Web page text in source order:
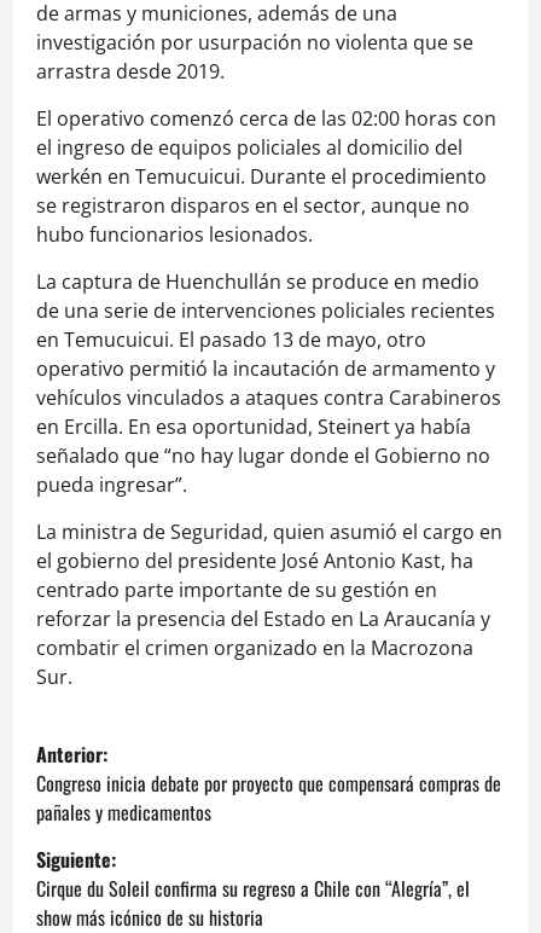
de armas y municiones, además de una
investigación por usurpación no violenta que se
arrastra desde 2019.
El operativo comenzó cerca de las 02:00 horas con
el ingreso de equipos policiales al domicilio del
werkén en Temucuicui. Durante el procedimiento
se registraron disparos en el sector, aunque no
hubo funcionarios lesionados.
La captura de Huenchullán se produce en medio
de una serie de intervenciones policiales recientes
en Temucuicui. El pasado 13 de mayo, otro
operativo permitió la incautación de armamento y
vehículos vinculados a ataques contra Carabineros
en Ercilla. En esa oportunidad, Steinert ya había
señalado que “no hay lugar donde el Gobierno no
pueda ingresar”.
La ministra de Seguridad, quien asumió el cargo en
el gobierno del presidente José Antonio Kast, ha
centrado parte importante de su gestión en
reforzar la presencia del Estado en La Araucanía y
combatir el crimen organizado en la Macrozona
Sur.
N
a
v
e
Anterior:
Congreso inicia debate por proyecto que compensará compras de
pañales y medicamentos
Siguiente:
Cirque du Soleil confirma su regreso a Chile con “Alegría”, el
show más icónico de su historia